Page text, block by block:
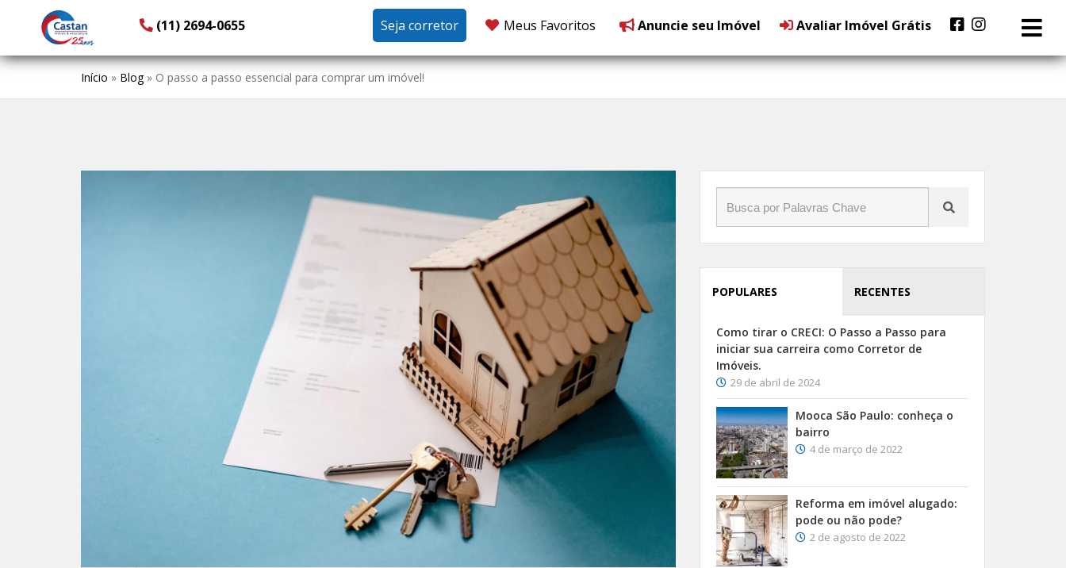
(11) 2694-0655 Seja corretor Meus Favoritos Anuncie seu Imóvel Avaliar Imóvel Grátis
Início » Blog» O passo a passo essencial para comprar um imóvel!
POPULARES RECENTES
Como tirar o CRECI: O Passo a Passo para
iniciar sua carreira como Corretor de
Imóveis.
29 de abril de 2024
Mooca São Paulo: conheça o
bairro
4 de março de 2022
Reforma em imóvel alugado:
pode ou não pode?
2 de agosto de 2022